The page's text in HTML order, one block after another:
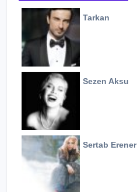
Tarkan
Sezen Aksu
Sertab Erener